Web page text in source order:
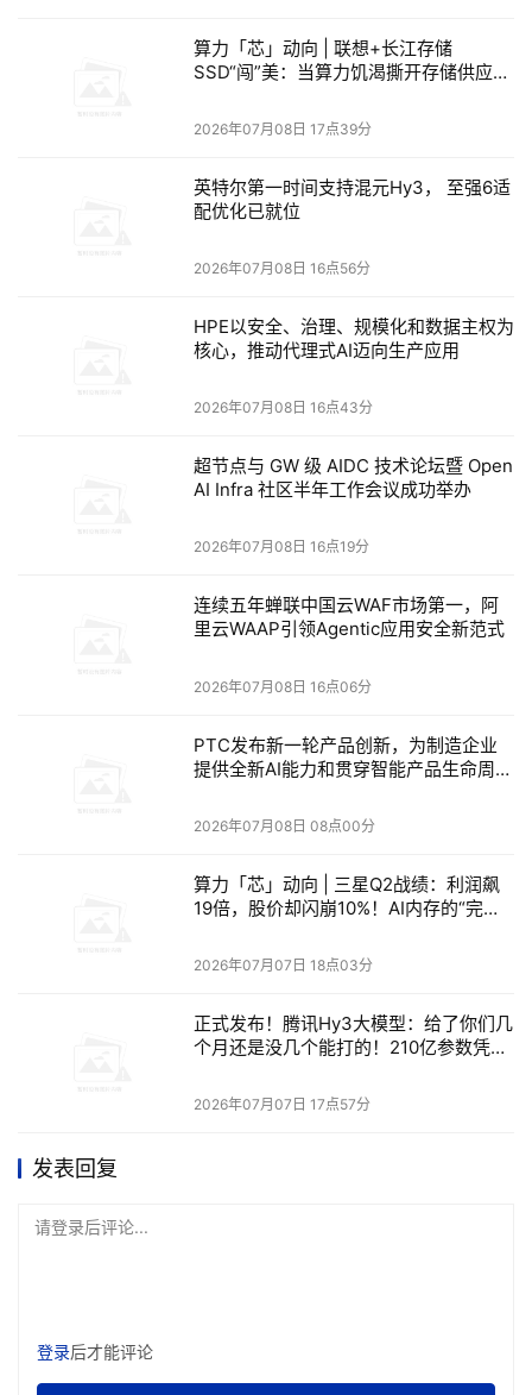
SK海力士给出了几个关键数据，展示了傲人的市场成
2026年一季度，公司在HBM市场排名第一，份额为
二，份额为18.5%。
公司还强调，2016年至2025年，其收入从113亿美元增
元增至401亿美元，增长约8倍，调整后EBITDA利润率
HBM4完整产品线，包括8层、12层、16层Hi版本，并
推进HBM4E样品和定制HBM方案。
DRAM方面，公司提到行业首款1c纳米LPDDR6、
NAND方面，材料强调其已推出高容量QLC企业级
线。
把它放进客户协同和生态绑定中。
算力「芯」动向 | 联想+长江存储
SSD“闯”美：当算力饥渴撕开存储供应链
2026年07月08日 17点39分
英特尔第一时间支持混元Hy3， 至强6适
配优化已就位
2026年07月08日 16点56分
HPE以安全、治理、规模化和数据主权为
核心，推动代理式AI迈向生产应用
2026年07月08日 16点43分
超节点与 GW 级 AIDC 技术论坛暨 Open
AI Infra 社区半年工作会议成功举办
2026年07月08日 16点19分
连续五年蝉联中国云WAF市场第一，阿
里云WAAP引领Agentic应用安全新范式
2026年07月08日 16点06分
PTC发布新一轮产品创新，为制造企业
提供全新AI能力和贯穿智能产品生命周期
2026年07月08日 08点00分
算力「芯」动向 | 三星Q2战绩：利润飙
19倍，股价却闪崩10%！AI内存的“完美
2026年07月07日 18点03分
正式发布！腾讯Hy3大模型：给了你们几
个月还是没几个能打的！210亿参数凭什
2026年07月07日 17点57分
发表回复
请登录后评论...
登录后才能评论